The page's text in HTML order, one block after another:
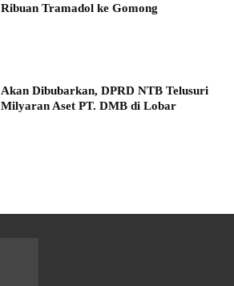
Ribuan Tramadol ke Gomong
Akan Dibubarkan, DPRD NTB Telusuri
Milyaran Aset PT. DMB di Lobar